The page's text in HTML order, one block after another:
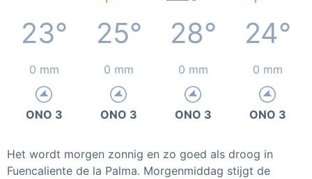
23° 25° 28° 24°
0 mm 0 mm 0 mm 0 mm
ONO 3 ONO 3 ONO 3 ONO 3
Het wordt morgen zonnig en zo goed als droog in
Fuencaliente de la Palma. Morgenmiddag stijgt de